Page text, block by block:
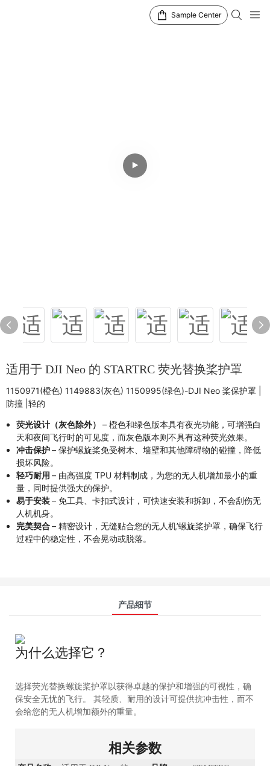
Sample Center
适用于 DJI Neo 的 STARTRC 荧光替换桨护罩
1150971(橙色) 1149883(灰色) 1150995(绿色)-DJI Neo 桨保护罩 |
防撞 |轻的
荧光设计（灰色除外） – 橙色和绿色版本具有夜光功能，可增强白
天和夜间飞行时的可见度，而灰色版本则不具有这种荧光效果。
冲击保护– 保护螺旋桨免受树木、墙壁和其他障碍物的碰撞，降低
损坏风险。
轻巧耐用 – 由高强度 TPU 材料制成，为您的无人机增加最小的重
量，同时提供强大的保护。
易于安装– 免工具、卡扣式设计，可快速安装和拆卸，不会刮伤无
人机机身。
完美契合– 精密设计，无缝贴合您的无人机’螺旋桨护罩，确保飞行
过程中的稳定性，不会晃动或脱落。
产品细节
为什么选择它？
选择荧光替换螺旋桨护罩以获得卓越的保护和增强的可视性，确
保安全无忧的飞行。 其轻质、耐用的设计可提供抗冲击性，而不
会给您的无人机增加额外的重量。
相关参数